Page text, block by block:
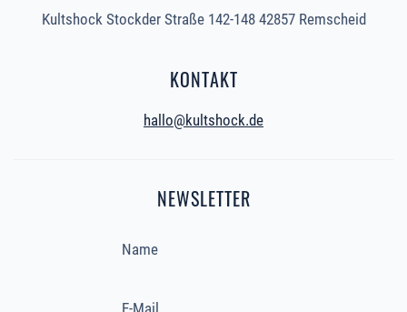
Kultshock Stockder Straße 142-148 42857 Remscheid
KONTAKT
hallo@kultshock.de
NEWSLETTER